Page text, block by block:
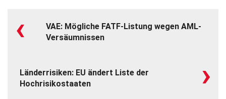
‹
VAE: Mögliche FATF-Listung wegen AML-
Versäumnissen
Länderrisiken: EU ändert Liste der
Hochrisikostaaten
›